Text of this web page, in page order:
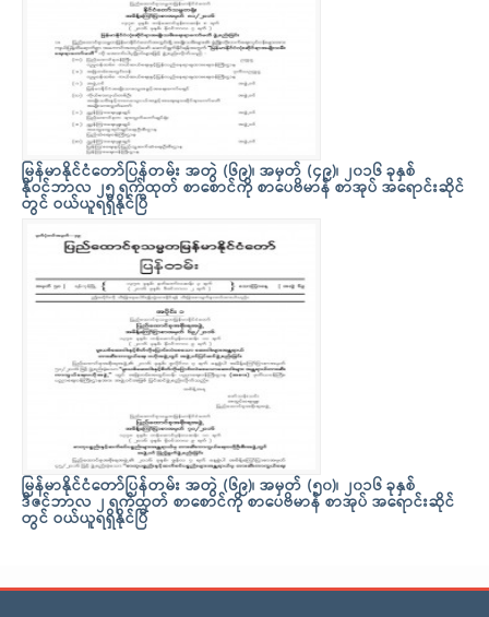
မြန်မာနိုင်ငံတော်ပြန်တမ်း အတွဲ (၆၉)၊ အမှတ် (၄၉)၊ ၂၀၁၆ ခုနှစ်
နိုဝင်ဘာလ ၂၅ ရက်ထုတ် စာစောင်ကို စာပေဗိမာန် စာအုပ် အရောင်းဆိုင်
တွင် ဝယ်ယူရရှိနိုင်ပြီ
မြန်မာနိုင်ငံတော်ပြန်တမ်း အတွဲ (၆၉)၊ အမှတ် (၅၀)၊ ၂၀၁၆ ခုနှစ်
ဒီဇင်ဘာလ ၂ ရက်ထုတ် စာစောင်ကို စာပေဗိမာန် စာအုပ် အရောင်းဆိုင်
တွင် ဝယ်ယူရရှိနိုင်ပြီ